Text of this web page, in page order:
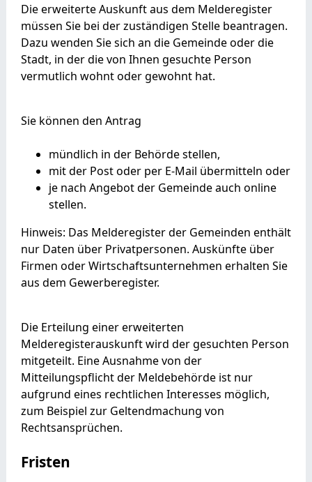
Die erweiterte Auskunft aus dem Melderegister
müssen Sie bei der zuständigen Stelle beantragen.
Dazu wenden Sie sich an die Gemeinde oder die
Stadt, in der die von Ihnen gesuchte Person
vermutlich wohnt oder gewohnt hat.
Sie können den Antrag
mündlich in der Behörde stellen,
mit der Post oder per E-Mail übermitteln oder
je nach Angebot der Gemeinde auch online
stellen.
Hinweis: Das Melderegister der Gemeinden enthält
nur Daten über Privatpersonen. Auskünfte über
Firmen oder Wirtschaftsunternehmen erhalten Sie
aus dem Gewerberegister.
Die Erteilung einer erweiterten
Melderegisterauskunft wird der gesuchten Person
mitgeteilt. Eine Ausnahme von der
Mitteilungspflicht der Meldebehörde ist nur
aufgrund eines rechtlichen Interesses möglich,
zum Beispiel zur Geltendmachung von
Rechtsansprüchen.
Fristen